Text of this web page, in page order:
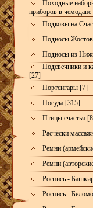
Походные
приборов в
Подковы на
Подносы
Подносы из
Подсвечники и
[27]
Портсигары [7]
Посуда [315]
Птицы счастья
Расчёски
Ремни
Ремни
Роспись -
Роспись -